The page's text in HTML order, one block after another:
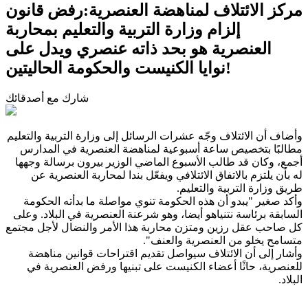
مركز الائتلاف لمناهضة العنصرية:رفض قانون
إلزام وزارة التربية والتعليم بمحاربة
العنصرية هو بحد ذاته عنصري ويدل على
نوايا الكنيست والحكومة الحاليتين!
شارك مع أصدقائك
وأضاف أن الائتلاف وجّه عشرات الرسائل إلى وزارة التربية والتعليم
مطالبًا بتخصيص ساعة أسبوعية لمناهضة العنصرية في المدارس
أجمع، وكان قد طالب الأسبوع الماضي الوزير بيرون برسالة وجهها
له بأن يلتزم بالاتفاق الائتلافي ويفعّل بندا لمحاربة العنصرية عن
طريق وزارة التربية والتعليم.
وأكد صغير "يبدو أن هذه الحكومة تنوي مواصلة ما بدأته الحكومة
السابقة برئاسة نتنياهو أيضا، وهو شرعنة العنصرية في البلاد. وعلى
كل صاحب عقل رزين ومتزن محاربة هذا الأمر والنضال لأجل مجتمع
متسامح يخلو من العنصرية والعنف".
وأشار إلى أن الائتلاف سيواصل تقديم اقتراحات قوانين مناهضة
للعنصرية، حاثًا أعضاء الكنيست على تبنيها ورفض العنصرية في
البلاد.